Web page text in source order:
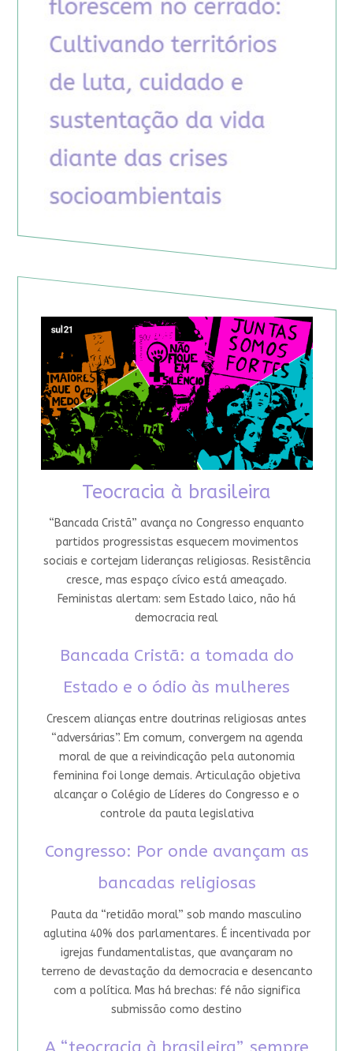
Teocracia à brasileira
“Bancada Cristã” avança no Congresso enquanto
partidos progressistas esquecem movimentos
sociais e cortejam lideranças religiosas. Resistência
cresce, mas espaço cívico está ameaçado.
Feministas alertam: sem Estado laico, não há
democracia real
Bancada Cristã: a tomada do
Estado e o ódio às mulheres
Crescem alianças entre doutrinas religiosas antes
“adversárias”. Em comum, convergem na agenda
moral de que a reivindicação pela autonomia
feminina foi longe demais. Articulação objetiva
alcançar o Colégio de Líderes do Congresso e o
controle da pauta legislativa
Congresso: Por onde avançam as
bancadas religiosas
Pauta da “retidão moral” sob mando masculino
aglutina 40% dos parlamentares. É incentivada por
igrejas fundamentalistas, que avançaram no
terreno de devastação da democracia e desencanto
com a política. Mas há brechas: fé não significa
submissão como destino